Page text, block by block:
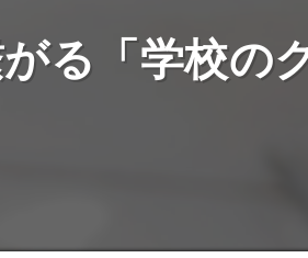
る「学校の